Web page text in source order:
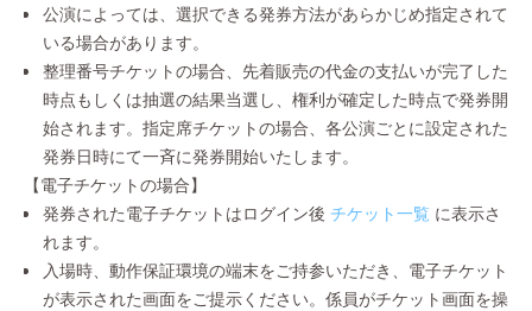
公演によっては、選択できる発券方法があらかじめ指定されて
いる場合があります。
整理番号チケットの場合、先着販売の代金の支払いが完了した
時点もしくは抽選の結果当選し、権利が確定した時点で発券開
始されます。指定席チケットの場合、各公演ごとに設定された
発券日時にて一斉に発券開始いたします。
【電子チケットの場合】
発券された電子チケットはログイン後 チケット一覧 に表示さ
れます。
入場時、動作保証環境の端末をご持参いただき、電子チケット
が表示された画面をご提示ください。係員がチケット画面を操